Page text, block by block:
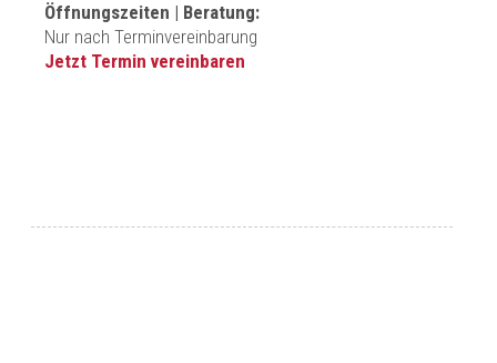
Öffnungszeiten | Beratung:
Nur nach Terminvereinbarung
Jetzt Termin vereinbaren